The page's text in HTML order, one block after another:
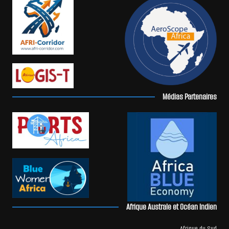
Médias Partenaires
Afrique Australe et Océan Indien